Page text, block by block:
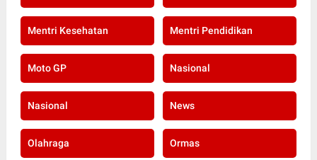
Mentri Kesehatan Mentri Pendidikan
Moto GP Nasional
Nasional News
Olahraga Ormas